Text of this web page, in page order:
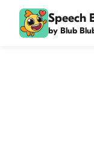
Speech
by Blub